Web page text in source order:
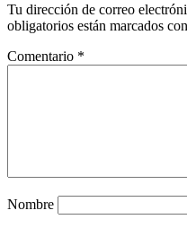
Tu dirección de correo
obligatorios están marcados con
Comentario *
Nombre